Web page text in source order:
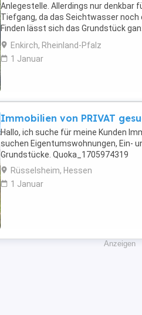
Anlegestelle. Allerdings nur denkbar
Tiefgang, da das Seichtwasser noch
Finden lässt sich das Grundstück
Straßenverlauf abzweigen, dann auch
Enkirch, Rheinland-Pfalz
1 Januar
Immobilien von PRIVAT
Hallo, ich suche für meine Kunden
suchen Eigentumswohnungen, Ein-
Grundstücke. Quoka_1705974319
Rüsselsheim, Hessen
1 Januar
Anzeigen